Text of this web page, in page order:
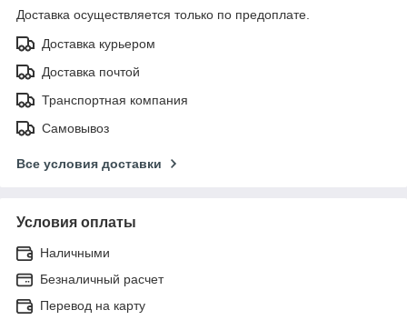
Доставка осуществляется только по предоплате.
Доставка курьером
Доставка почтой
Транспортная компания
Самовывоз
Все условия доставки
Условия оплаты
Наличными
Безналичный расчет
Перевод на карту